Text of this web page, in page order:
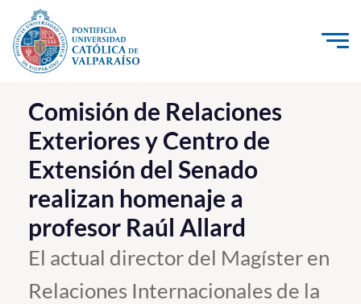
Click acá para ir directamente al contenido
La Universidad
Investigación, Creación e Innovación
PUCV Internacional
Vinculación con el Medio
Admisión
Pregrado
Comisión de Relaciones
Exteriores y Centro de
Extensión del Senado
realizan homenaje a
profesor Raúl Allard
El actual director del Magíster en
Relaciones Internacionales de la